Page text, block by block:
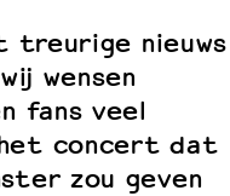
treurige nieuws
wensen
fans veel
concert dat
zou geven